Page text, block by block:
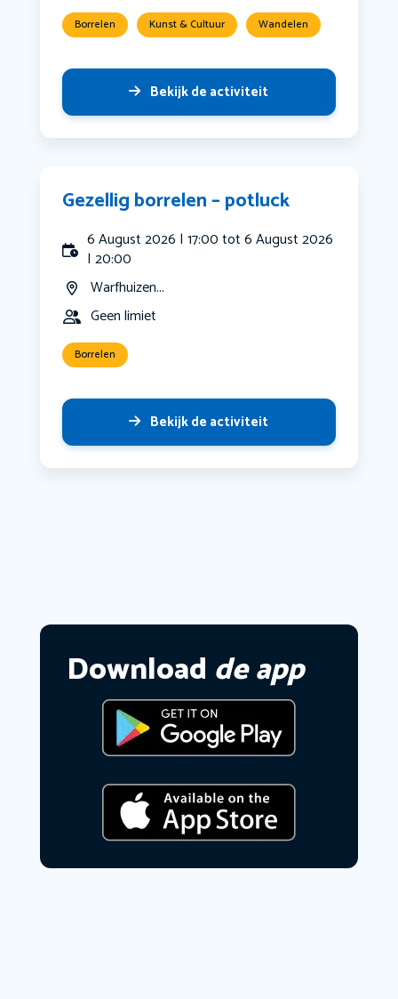
Borrelen Kunst & Cultuur Wandelen
Bekijk de activiteit
Gezellig borrelen – potluck
6 August 2026 | 17:00 tot 6 August 2026
| 20:00
Warfhuizen...
Geen limiet
Borrelen
Bekijk de activiteit
Download de app